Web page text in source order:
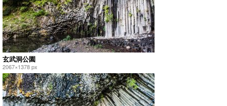
玄武洞公園
2067×1378 px